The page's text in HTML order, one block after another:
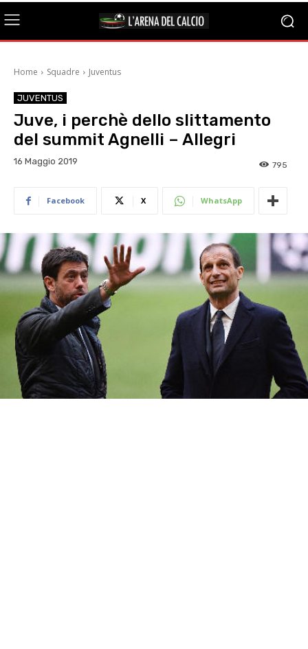
Home Squadre Juventus
JUVENTUS
Juve, i perchè dello slittamento
del summit Agnelli – Allegri
16 Maggio 2019 795
Facebook X WhatsApp